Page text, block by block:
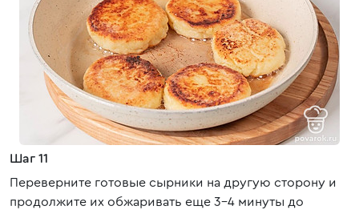
Шаг 11
Переверните готовые сырники на другую сторону и
продолжите их обжаривать еще 3-4 минуты до